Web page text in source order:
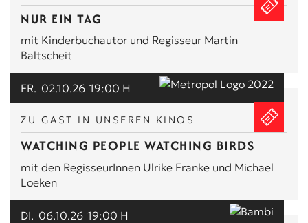
NUR EIN TAG
mit Kinderbuchautor und Regisseur Martin
Baltscheit
ZU GAST IN UNSEREN KINOS
WATCHING PEOPLE WATCHING BIRDS
mit den RegisseurInnen Ulrike Franke und Michael
Loeken
FR. 02.10.26 19:00 H
DI. 06.10.26 19:00 H